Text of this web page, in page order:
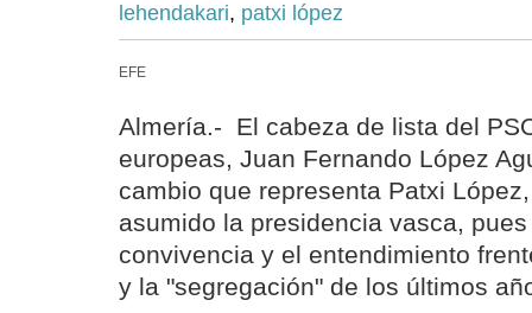
lehendakari, patxi lópez
EFE
Almería.- El cabeza de lista del
europeas, Juan Fernando López
cambio que representa Patxi
asumido la presidencia vasca,
convivencia y el entendimiento
y la "segregación" de los últimos